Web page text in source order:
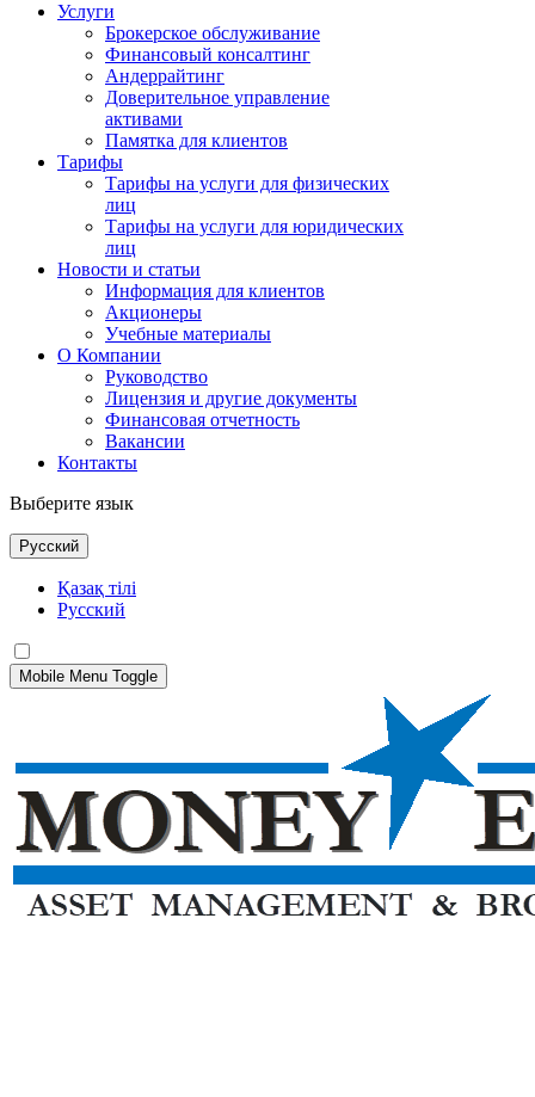
Услуги
Брокерское обслуживание
Финансовый консалтинг
Андеррайтинг
Доверительное управление
активами
Памятка для клиентов
Тарифы
Тарифы на услуги для физических
лиц
Тарифы на услуги для юридических
лиц
Новости и статьи
Информация для клиентов
Акционеры
Учебные материалы
О Компании
Руководство
Лицензия и другие документы
Финансовая отчетность
Вакансии
Контакты
Выберите язык
Русский
Қазақ тілі
Русский
Mobile Menu Toggle